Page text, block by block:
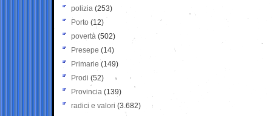
polizia (253)
Porto (12)
povertà (502)
Presepe (14)
Primarie (149)
Prodi (52)
Provincia (139)
radici e valori (3.682)